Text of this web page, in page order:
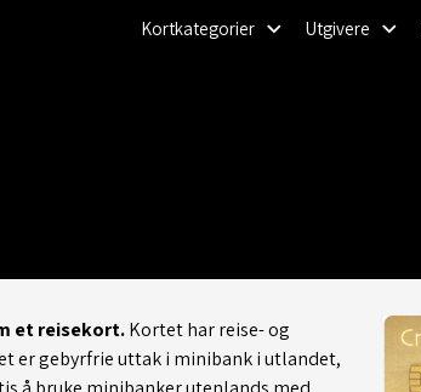
Kortkategorier Utgivere
et reisekort.Kortet har reise- og
er gebyrfrie uttak i minibank i utlandet,